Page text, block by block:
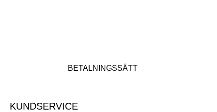
BETALNINGSSÄTT
KUNDSERVICE